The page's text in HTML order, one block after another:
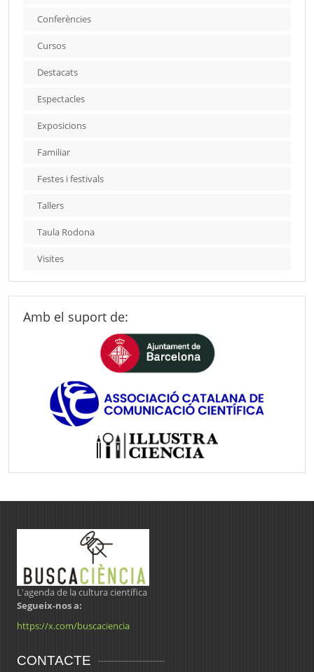
Conferències
Cursos
Destacats
Espectacles
Exposicions
Familiar
Festes i festivals
Tallers
Taula Rodona
Visites
Amb el suport de:
L'agenda de la cultura científica
Segueix-nos a:
https://x.com/buscaciencia
CONTACTE